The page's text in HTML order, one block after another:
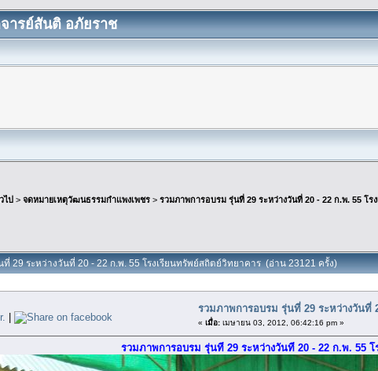
ารย์สันติ อภัยราช
ไป > จดหมายเหตุวัฒนธรรมกำแพงเพชร > รวมภาพการอบรม รุ่นที่ 29 ระหว่างวันที่ 20 - 22 ก.พ. 55 โร
29 ระหว่างวันที่ 20 - 22 ก.พ. 55 โรงเรียนทรัพย์สถิตย์วิทยาคาร (อ่าน 23121 ครั้ง)
|
รวมภาพการอบรม รุ่นที่ 29 ระหว่างวันที่
« เมื่อ: เมษายน 03, 2012, 06:42:16 pm »
รวมภาพการอบรม รุ่นที่ 29 ระหว่างวันที่ 20 - 22 ก.พ. 55